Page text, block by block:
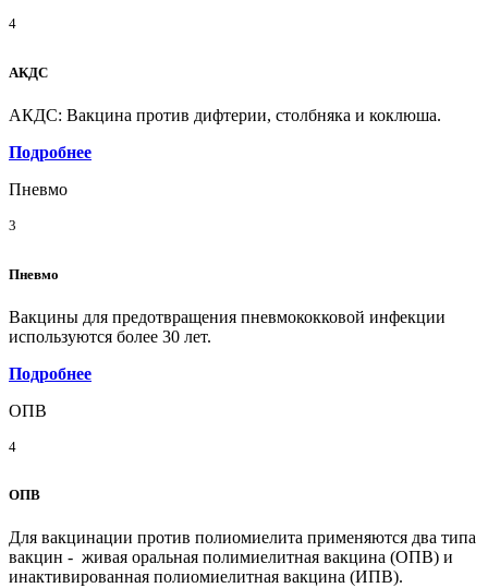
4
АКДС
АКДС: Вакцина против дифтерии, столбняка и коклюша.
Подробнее
Пневмо
3
Пневмо
Вакцины для предотвращения пневмококковой инфекции
используются более 30 лет.
Подробнее
ОПВ
4
ОПВ
Для вакцинации против полиомиелита применяются два типа
вакцин - живая оральная полимиелитная вакцина (ОПВ) и
инактивированная полиомиелитная вакцина (ИПВ).